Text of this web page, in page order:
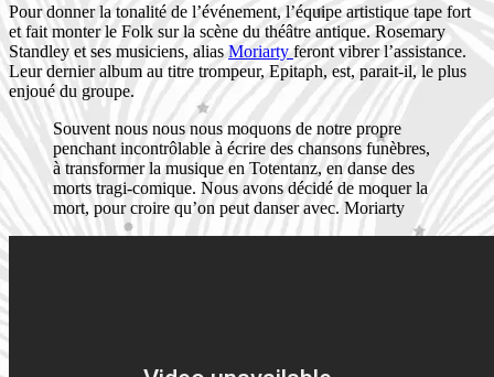
Pour donner la tonalité de l’événement, l’équipe artistique tape fort
et fait monter le Folk sur la scène du théâtre antique. Rosemary
Standley et ses musiciens, alias Moriartyferont vibrer l’assistance.
Leur dernier album au titre trompeur, Epitaph, est, parait-il, le plus
enjoué du groupe.
Souvent nous nous nous moquons de notre propre
penchant incontrôlable à écrire des chansons funèbres,
à transformer la musique en Totentanz, en danse des
morts tragi-comique. Nous avons décidé de moquer la
mort, pour croire qu’on peut danser avec. Moriarty